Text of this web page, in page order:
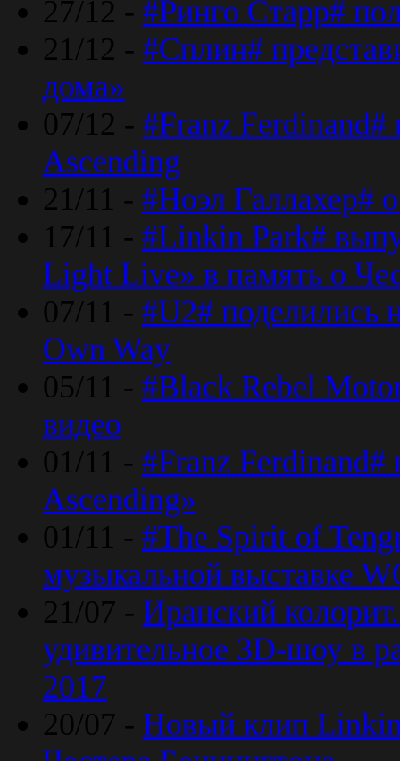
27/12 - #Ринго Старр#
21/12 - #Сплин#
дома»
07/12 - #Franz
Ascending
21/11 - #Ноэл Галлахер#
17/11 - #Linkin Park#
Light Live» в память о
07/11 - #U2#
Own Way
05/11 - #Black Rebel
видео
01/11 - #Franz Ferdinand#
Ascending»
01/11 - #The Spirit of
музыкальной выставке
21/07 - Иранский
удивительное 3D-шоу в
2017
20/07 - Новый клип Linkin